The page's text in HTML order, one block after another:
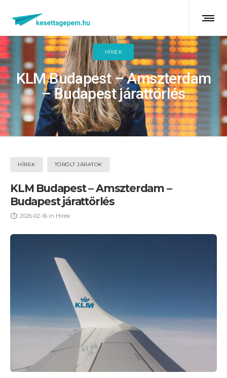
HÍREK
KLM Budapest – Amszterdam
– Budapest járattörlés
HÍREK TÖRÖLT JÁRATOK
KLM Budapest – Amszterdam –
Budapest járattörlés
2026-02-16 in Hírek